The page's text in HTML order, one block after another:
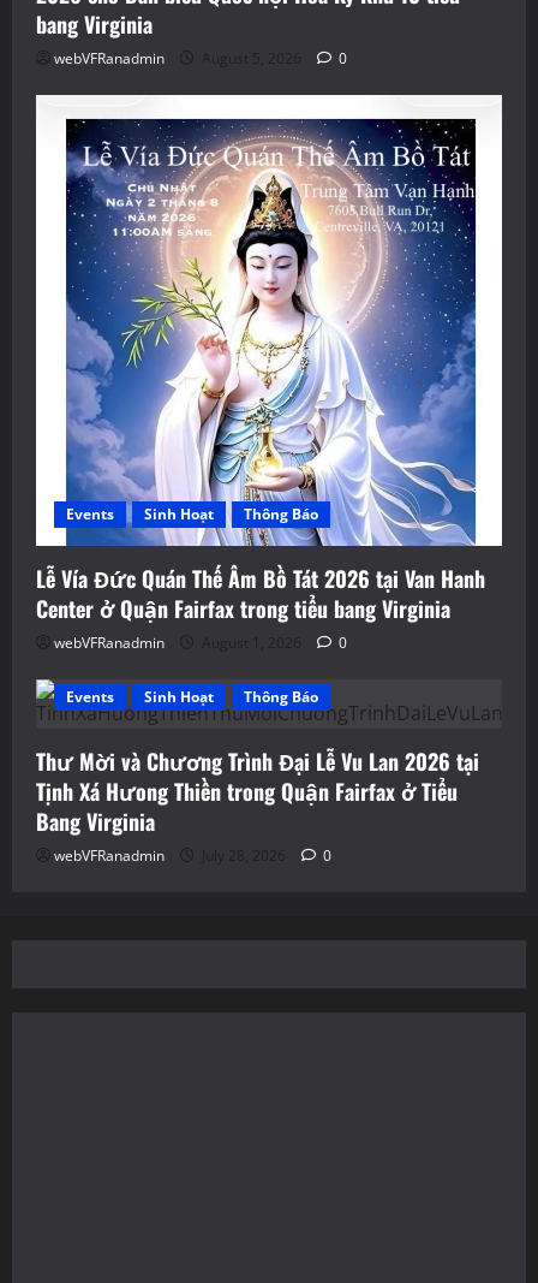
bang Virginia
webVFRanadmin August 5, 2026 0
Events Sinh Hoạt Thông Báo
Lễ Vía Đức Quán Thế Âm Bồ Tát 2026 tại Van Hanh
Center ở Quận Fairfax trong tiểu bang Virginia
webVFRanadmin August 1, 2026 0
Events Sinh Hoạt Thông Báo
Thư Mời và Chương Trình Đại Lễ Vu Lan 2026 tại
Tịnh Xá Hưong Thiền trong Quận Fairfax ở Tiểu
Bang Virginia
webVFRanadmin July 28, 2026 0